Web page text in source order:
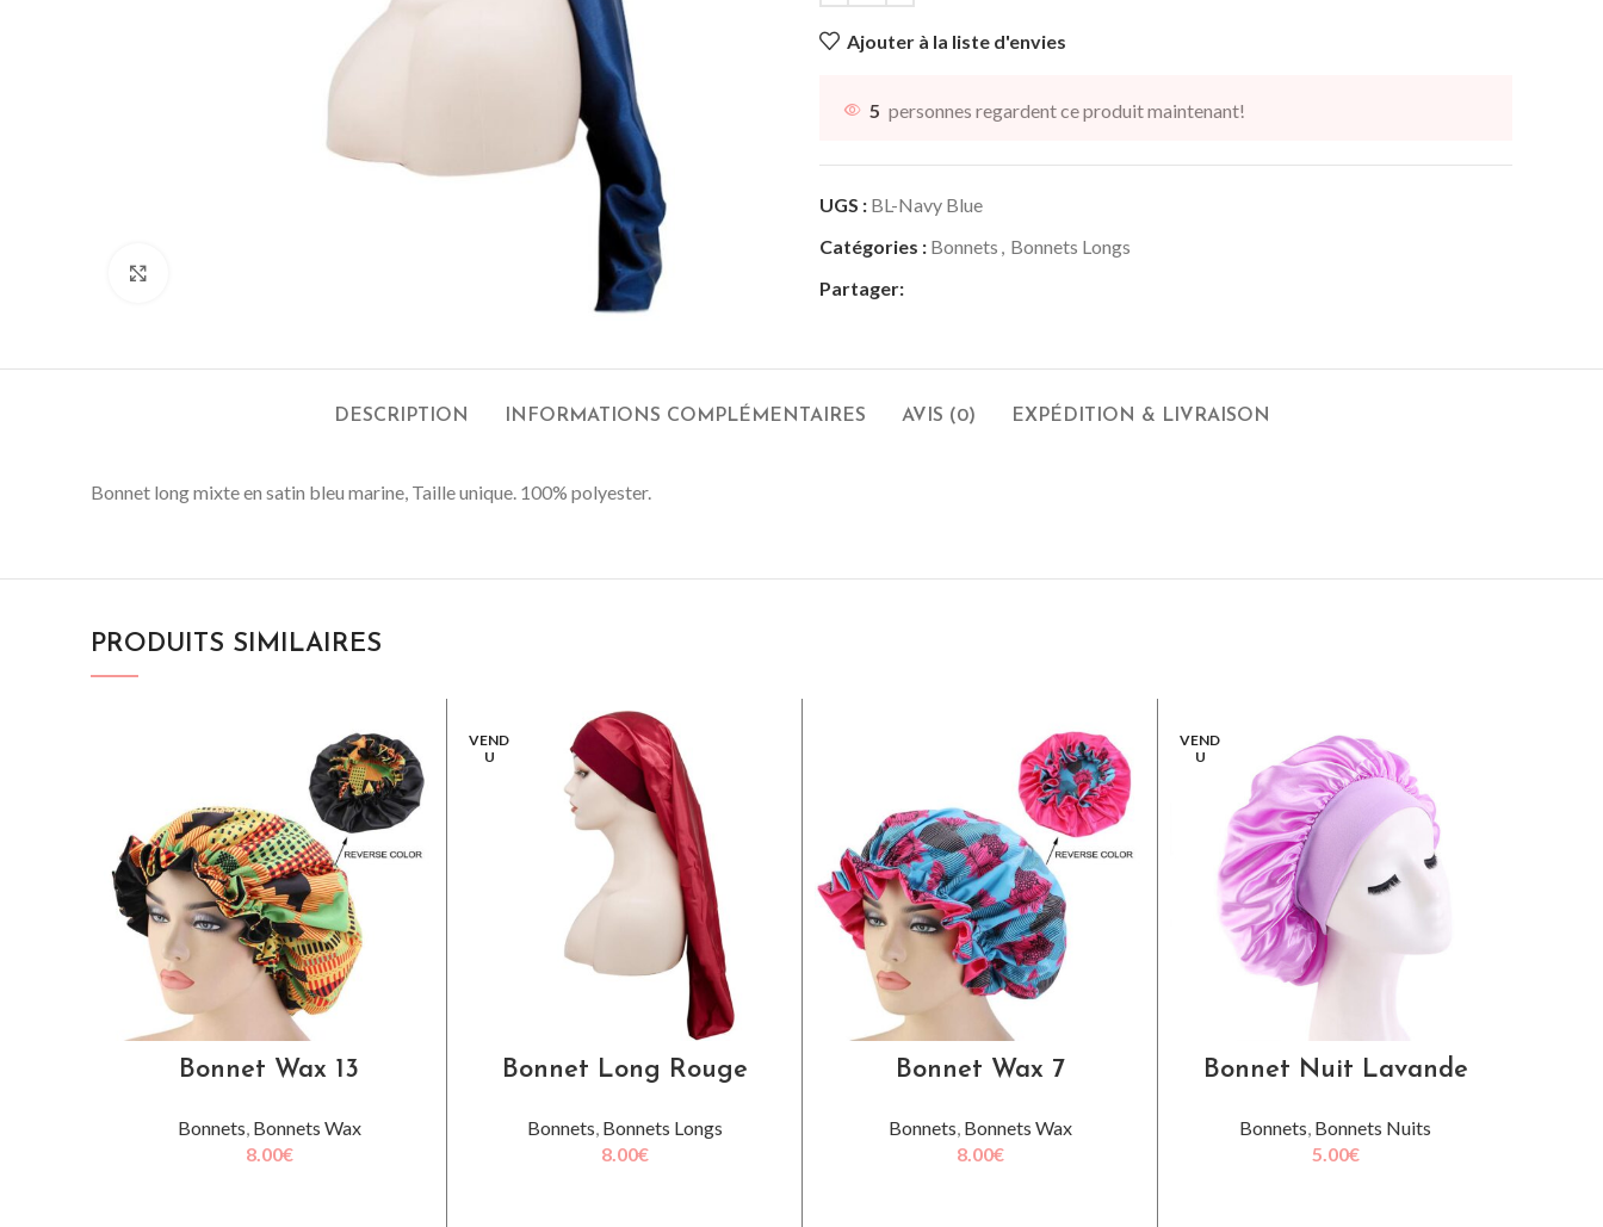
Ajouter à la liste d'envies
5 personnes regardent ce produit maintenant!
UGS : BL-Navy Blue
Catégories : Bonnets , Bonnets Longs
Partager:
DESCRIPTION INFORMATIONS COMPLÉMENTAIRES AVIS (0) EXPÉDITION & LIVRAISON
Bonnet long mixte en satin bleu marine, Taille unique. 100% polyester.
PRODUITS SIMILAIRES
Bonnet Wax 13
Bonnets, Bonnets Wax
8.00€
VEND
U
Bonnet Long Rouge
Bonnets, Bonnets Longs
8.00€
Bonnet Wax 7
Bonnets, Bonnets Wax
8.00€
VEND
U
Bonnet Nuit Lavande
Bonnets, Bonnets Nuits
5.00€